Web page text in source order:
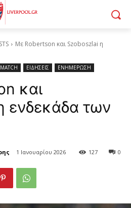
Με Robertson και Szoboszlai η
ΕΙΔΗΣΕΙΣ ΕΝΗΜΕΡΩΣΗ
και
ενδεκάδα των
1 Ιανουαρίου 2026 0
127